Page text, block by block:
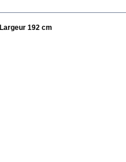
Largeur 192 cm